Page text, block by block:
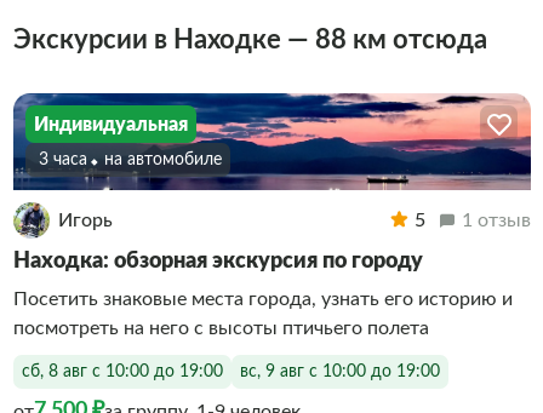
Экскурсии в Находке — 88 км отсюда
Индивидуальная
3 часа На автомобиле
Игорь 5 1 отзыв
Находка: обзорная экскурсия по городу
Посетить знаковые места города, узнать его историю и
посмотреть на него с высоты птичьего полета
сб, 8 авг с 10:00 до 19:00 вс, 9 авг с 10:00 до 19:00